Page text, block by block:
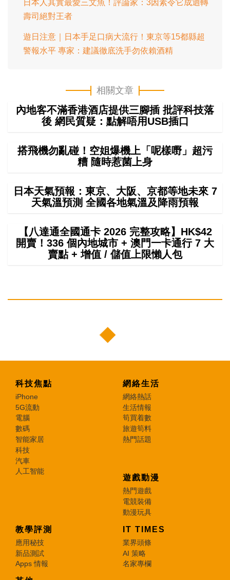
日本人其實最愛三文魚！評論家：3因素令它成迴轉
壽司絕對王者
遊日注意｜日本手足口病大流行！東京等15都縣超
警報水平 專家：建議徹底洗手勿依賴酒精
相關文章
內地客不滿香港酒店提供三腳插 批評科技落
後 網民質疑：點解唔用USB插口
搭飛機勿亂碰！空姐爆機上「呢樣嘢」超污
糟 隨時惹菌上身
日本天氣預報：東京、大阪、京都等地未來 7
天氣溫預測 全國各地氣溫及降雨預報
【八達通全國通卡 2026 完整攻略】HK$42
開賣！336 個內地城市 + 澳門一卡通行 7 大
賣點 + 增值 / 儲值上限懶人包
科技焦點
iPhone
5G流動
電腦
數碼
智能家居
科技
汽車
人工智能
網絡生活
網絡熱話
生活情報
筍買着數
旅遊筍料
熱門話題
遊戲動漫
熱門遊戲
電競裝備
動漫玩具
教學評測
應用秘技
新品測試
Apps 情報
IT TIMES
業界頭條
AI 策略
名家專欄